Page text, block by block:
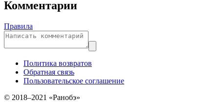
Комментарии
Правила
Политика возвратов
Обратная связь
Пользовательское соглашение
© 2018–2021 «Ранобэ»